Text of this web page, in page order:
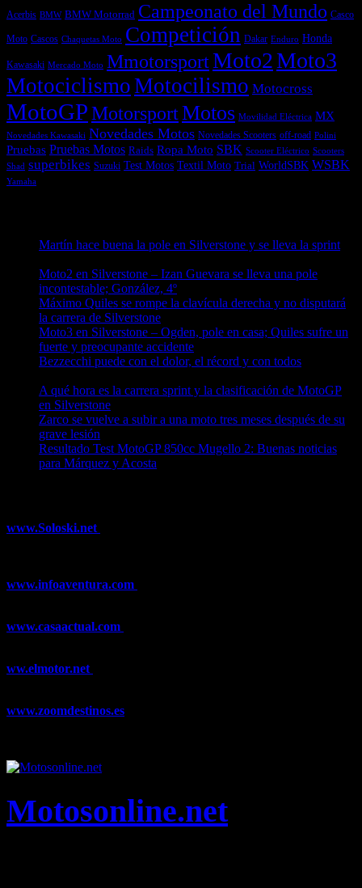
Acerbis BMW BMW Motorrad Campeonato del Mundo Casco
Moto Cascos Chaquetas Moto Competición Dakar Enduro Honda
Kawasaki Mercado Moto MmotorsportMoto2Moto3
MotociclismoMotocilismo Motocross
MotoGPMotorsportMotos Movilidad Eléctrica MX
Novedades Kawasaki Novedades Motos Novedades Scooters off-road Polini
Pruebas Pruebas Motos Raids Ropa Moto SBK Scooter Eléctrico Scooters
Shad superbikes Suzuki Test Motos Textil Moto Trial WorldSBK WSBK
Yamaha
Martín hace buena la pole en Silverstone y se lleva la sprint
Moto2 en Silverstone – Izan Guevara se lleva una pole
incontestable; González, 4º
Máximo Quiles se rompe la clavícula derecha y no disputará
la carrera de Silverstone
Moto3 en Silverstone – Ogden, pole en casa; Quiles sufre un
fuerte y preocupante accidente
Bezzecchi puede con el dolor, el récord y con todos
A qué hora es la carrera sprint y la clasificación de MotoGP
en Silverstone
Zarco se vuelve a subir a una moto tres meses después de su
grave lesión
Resultado Test MotoGP 850cc Mugello 2: Buenas noticias
para Márquez y Acosta
www.Soloski.net
www.infoaventura.com
www.casaactual.com
ww.elmotor.net
www.zoomdestinos.es
Motosonline.net